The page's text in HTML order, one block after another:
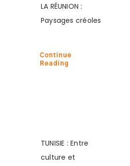
LA RÉUNION :
Paysages créoles
Continue
Reading
TUNISIE : Entre
culture et